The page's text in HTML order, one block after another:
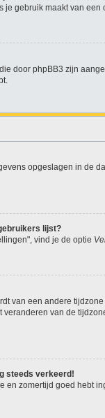
je gebruik maakt van
door phpBB3 zijn
opgeslagen in de
lijst?
vind je de optie
van een andere
veranderen van de
steeds verkeerd!
en zomertijd goed hebt